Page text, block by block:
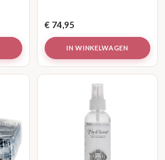
€ 74,95
IN WINKELWAGEN